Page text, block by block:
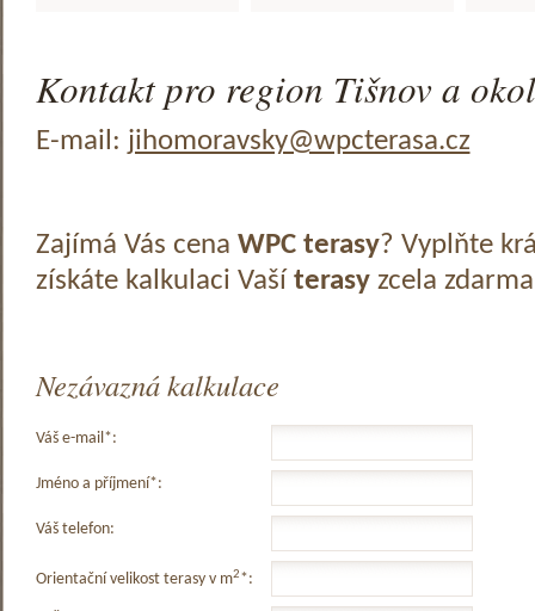
Kontakt pro region Tišnov a
E-mail: jihomoravsky@wpcterasa.cz
Zajímá Vás cena WPC terasy? Vyplňte
získáte kalkulaci Vaší terasyzcela
Nezávazná kalkulace
Váš e-mail*:
Jméno a příjmení*:
Váš telefon:
Orientační velikost terasy v m2*: